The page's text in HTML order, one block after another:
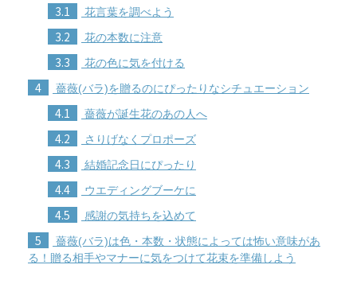
3.1 花言葉を調べよう
3.2 花の本数に注意
3.3 花の色に気を付ける
4 薔薇(バラ)を贈るのにぴったりなシチュエーション
4.1 薔薇が誕生花のあの人へ
4.2 さりげなくプロポーズ
4.3 結婚記念日にぴったり
4.4 ウエディングブーケに
4.5 感謝の気持ちを込めて
5
薔薇(バラ)は色・本数・状態によっては怖い意味があ
る！贈る相手やマナーに気をつけて花束を準備しよう